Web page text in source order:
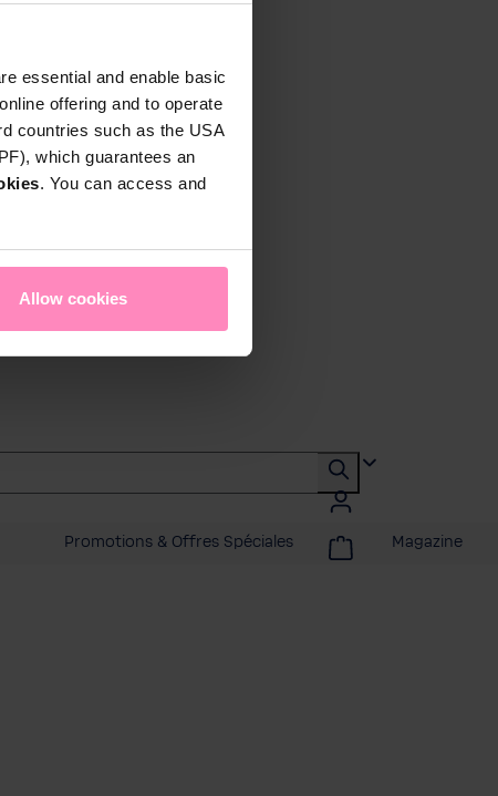
essential and enable basic
offering and to operate
countries such as the USA
which guarantees an
. You can access and
Allow cookies
Promotions & Offres Spéciales Magazine